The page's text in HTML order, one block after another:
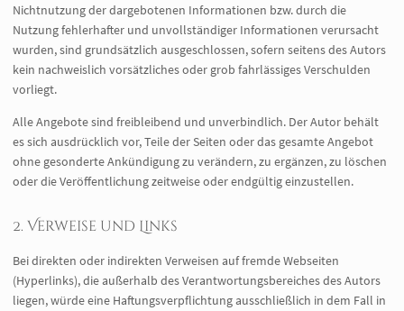
Nichtnutzung der dargebotenen Informationen bzw. durch die
Nutzung fehlerhafter und unvollständiger Informationen verursacht
wurden, sind grundsätzlich ausgeschlossen, sofern seitens des Autors
kein nachweislich vorsätzliches oder grob fahrlässiges Verschulden
vorliegt.
Alle Angebote sind freibleibend und unverbindlich. Der Autor behält
es sich ausdrücklich vor, Teile der Seiten oder das gesamte Angebot
ohne gesonderte Ankündigung zu verändern, zu ergänzen, zu löschen
oder die Veröffentlichung zeitweise oder endgültig einzustellen.
2. Verweise und Links
Bei direkten oder indirekten Verweisen auf fremde Webseiten
(Hyperlinks), die außerhalb des Verantwortungsbereiches des Autors
liegen, würde eine Haftungsverpflichtung ausschließlich in dem Fall in